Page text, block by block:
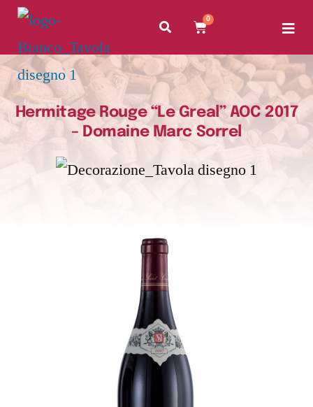
0
Hermitage Rouge “Le Greal” AOC 2017
– Domaine Marc Sorrel